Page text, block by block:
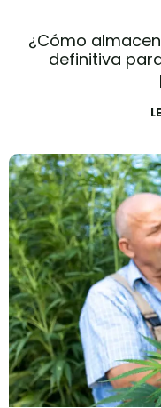
¿Cómo
definitiva